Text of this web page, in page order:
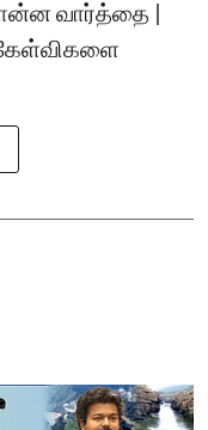
வார்த்தை |
கேள்விகளை